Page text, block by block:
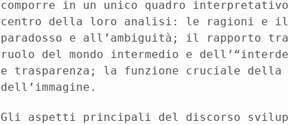
comporre in un unico quadro
centro della loro analisi: le ragioni e il
paradosso e all’ambiguità; il
ruolo del mondo intermedio e
e trasparenza; la funzione cruciale della
dell’immagine.
Gli aspetti principali del discorso